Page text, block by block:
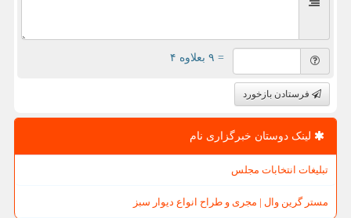
= ۹ بعلاوه ۴
فرستادن بازخورد
لینک دوستان خبرگزاری نام
تبلیغات انتخابات مجلس
مستر گرین وال | مجری و طراح انواع دیوار سبز